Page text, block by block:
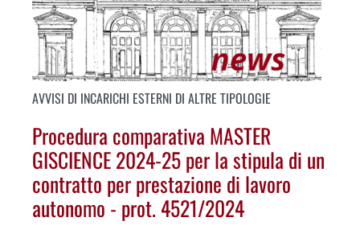
AVVISI DI INCARICHI ESTERNI DI ALTRE TIPOLOGIE
Procedura comparativa MASTER
GISCIENCE 2024-25 per la stipula di un
contratto per prestazione di lavoro
autonomo - prot. 4521/2024